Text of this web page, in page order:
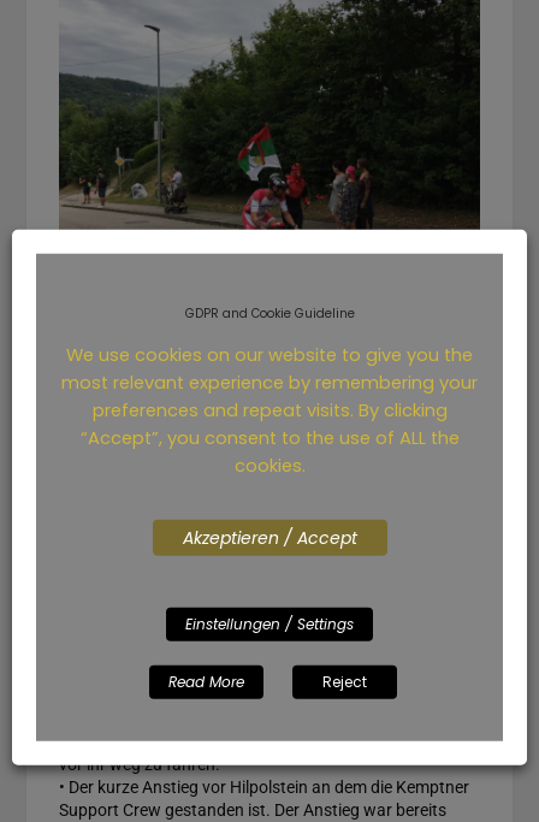
Die absoluten Highlights:
• Der Teufel aus Augsburg am Kalvarienberg in Greding.
Aktion. Auch an Sophie die mich am Berg angefeuert hat
und die beiden Mädels aus der Jugendherberge. Hab
• Die Welt-Untergangs-Gewitter-Wolke hinter mir. Ich
hatte mich in der 2. Runde schon auf Regen ab
motiviert schneller wieder in den Norden zu kommen und
vor ihr weg zu fahren.
• Der kurze Anstieg vor Hilpolstein an dem die Kemptner
Support Crew gestanden ist. Der Anstieg war bereits
GDPR and Cookie Guideline
We use cookies on our website to give you the
most relevant experience by remembering your
preferences and repeat visits. By clicking
“Accept”, you consent to the use of ALL the
cookies.
Akzeptieren / Accept
Einstellungen / Settings
Read More Reject